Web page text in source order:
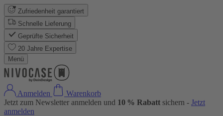
Zufriedenheit garantiert
Schnelle Lieferung
Geprüfte Sicherheit
20 Jahre Expertise
Menü
Anmelden
Warenkorb
Jetzt zum Newsletter anmelden und 10 % Rabatt sichern - Jetzt
anmelden